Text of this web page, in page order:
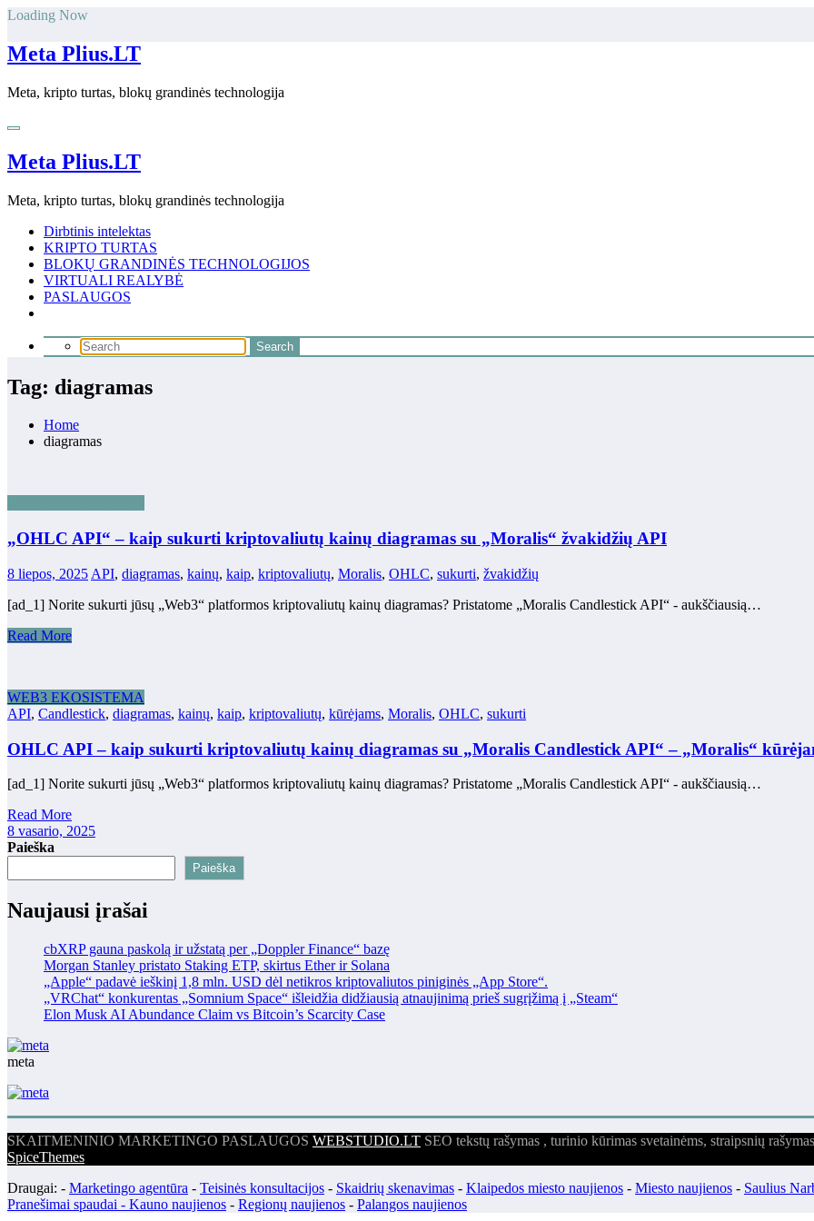
Skip
content
Loading Now
Meta Plius.LT
Meta, kripto turtas, blokų grandinės technologija
Meta Plius.LT
Meta, kripto turtas, blokų grandinės technologija
Dirbtinis intelektas
KRIPTO TURTAS
BLOKŲ GRANDINĖS TECHNOLOGIJOS
VIRTUALI REALYBĖ
PASLAUGOS
Tag: diagramas
Home
diagramas
„OHLC API“ – kaip sukurti kriptovaliutų kainų diagramas su „Moralis“ žvakidžių API
8 liepos, 2025 API, diagramas, kainų, kaip, kriptovaliutų, Moralis, OHLC, sukurti, žvakidžių
[ad_1] Norite sukurti jūsų „Web3“ platformos kriptovaliutų kainų diagramas? Pristatome „Moralis Candlestick API“ - aukščiausią…
Read More
WEB3 EKOSISTEMA
API, Candlestick, diagramas, kainų, kaip, kriptovaliutų, kūrėjams, Moralis, OHLC, sukurti
OHLC API – kaip sukurti kriptovaliutų kainų diagramas su „Moralis Candlestick API“ – „Moralis“
[ad_1] Norite sukurti jūsų „Web3“ platformos kriptovaliutų kainų diagramas? Pristatome „Moralis Candlestick API“ - aukščiausią…
Read More
8 vasario, 2025
Paieška
Paieška
Naujausi įrašai
cbXRP gauna paskolą ir užstatą per „Doppler Finance“ bazę
Morgan Stanley pristato Staking ETP, skirtus Ether ir Solana
„Apple“ padavė ieškinį 1,8 mln. USD dėl netikros kriptovaliutos piniginės „App Store“.
„VRChat“ konkurentas „Somnium Space“ išleidžia didžiausią atnaujinimą prieš sugrįžimą į „Steam“
Elon Musk AI Abundance Claim vs Bitcoin’s Scarcity Case
meta
SKAITMENINIO MARKETINGO PASLAUGOS WEBSTUDIO.LT SEO tekstų rašymas , turinio kūrimas svetainėms, straipsnių
SpiceThemes
Draugai: - Marketingo agentūra - Teisinės konsultacijos - Skaidrių skenavimas - Klaipedos miesto naujienos - Miesto naujienos - Saulius
Pranešimai spaudai - Kauno naujienos - Regionų naujienos - Palangos naujienos